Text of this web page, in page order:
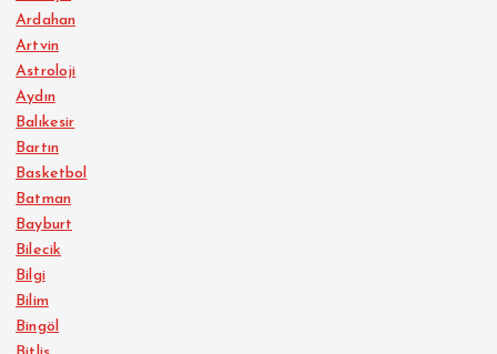
Ardahan
Artvin
Astroloji
Aydın
Balıkesir
Bartın
Basketbol
Batman
Bayburt
Bilecik
Bilgi
Bilim
Bingöl